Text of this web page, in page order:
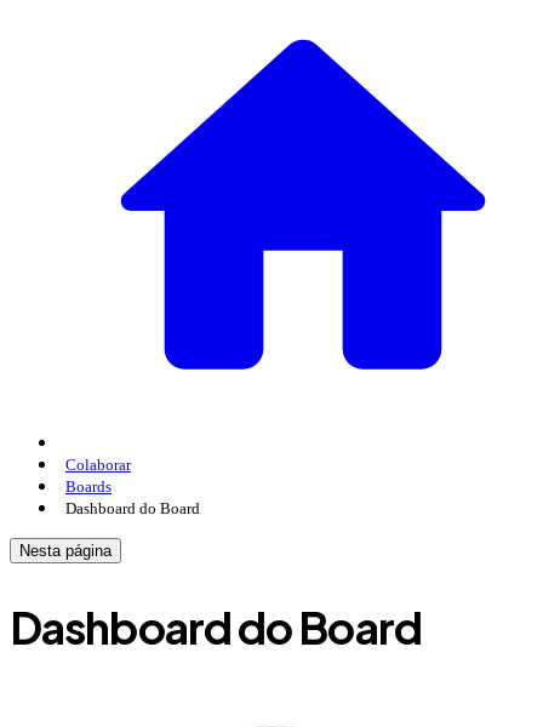
Colaborar
Boards
Dashboard do Board
Nesta página
Dashboard do Board